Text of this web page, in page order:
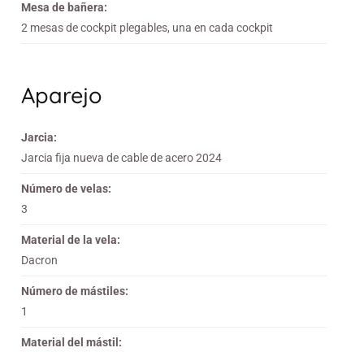
Mesa de bañera:
2 mesas de cockpit plegables, una en cada cockpit
Aparejo
Jarcia:
Jarcia fija nueva de cable de acero 2024
Número de velas:
3
Material de la vela:
Dacron
Número de mástiles:
1
Material del mástil: